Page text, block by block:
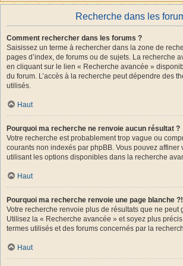
Recherche dans les
Comment rechercher dans les forums ?
Saisissez un terme à rechercher dans la zone de
pages d’index, de forums ou de sujets. La recherche
en cliquant sur le lien « Recherche avancée »
du forum. L’accès à la recherche peut dépendre des
utilisés.
Haut
Pourquoi ma recherche ne renvoie aucun résultat ?
Votre recherche est probablement trop vague ou
courants non indexés par phpBB. Vous pouvez affiner
utilisant les options disponibles dans la recherche
Haut
Pourquoi ma recherche renvoie une page blanche ?!
Votre recherche renvoie plus de résultats que ne peut
Utilisez la « Recherche avancée » et soyez plus
termes utilisés et des forums concernés par la
Haut